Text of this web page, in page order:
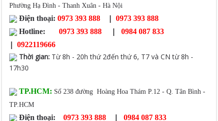
Phường Hạ Đình - Thanh Xuân - Hà Nội
Điện thoại: 0973 393 888 |
0973 393 888
Hotline:
0973 393 888 | 0984 087 833
| 0922119666
Thời gian: Từ 8h - 20h thứ 2đến thứ 6, T7 và CN từ 8h -
17h30
TP.HCM: Số 238 đường Hoàng Hoa Thám P.12 - Q. Tân Bình -
TP.HCM
Điện thoại: 0973 393 888 |
0984 087 833